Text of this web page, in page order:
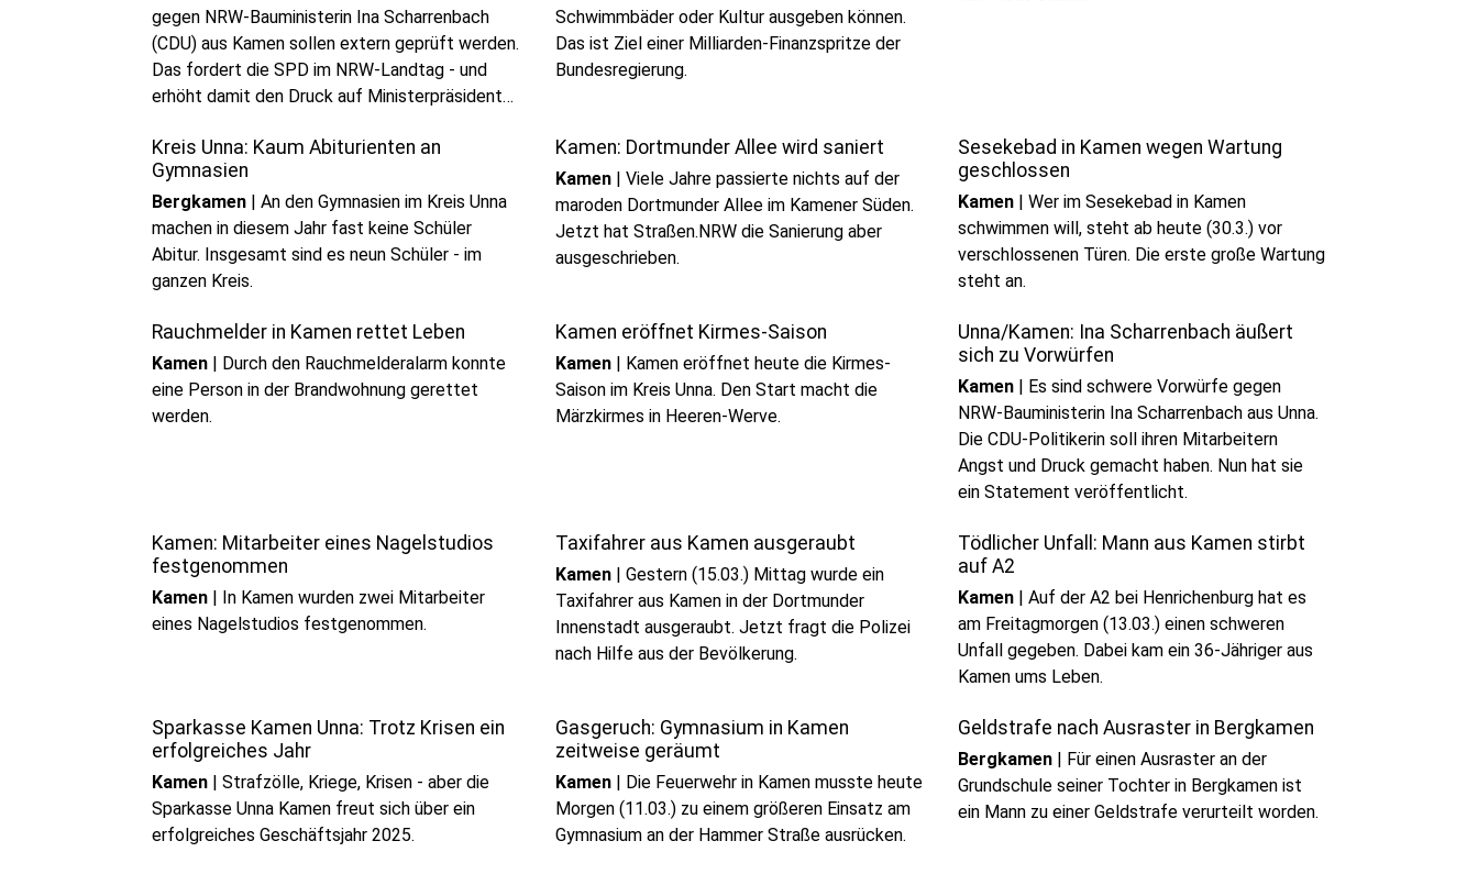
gegen NRW-Bauministerin Ina Scharrenbach
(CDU) aus Kamen sollen extern geprüft werden.
Das fordert die SPD im NRW-Landtag - und
erhöht damit den Druck auf Ministerpräsident
Schwimmbäder oder Kultur ausgeben können.
Das ist Ziel einer Milliarden-Finanzspritze der
Bundesregierung.
Kreis Unna: Kaum Abiturienten an
Gymnasien
Bergkamen | An den Gymnasien im Kreis Unna
machen in diesem Jahr fast keine Schüler
Abitur. Insgesamt sind es neun Schüler - im
ganzen Kreis.
Kamen: Dortmunder Allee wird saniert
Kamen| Viele Jahre passierte nichts auf der
maroden Dortmunder Allee im Kamener Süden.
Jetzt hat Straßen.NRW die Sanierung aber
ausgeschrieben.
Sesekebad in Kamen wegen Wartung
geschlossen
Kamen |Wer im Sesekebad in Kamen
schwimmen will, steht ab heute (30.3.) vor
verschlossenen Türen. Die erste große Wartung
steht an.
Rauchmelder in Kamen rettet Leben
Kamen | Durch den Rauchmelderalarm konnte
eine Person in der Brandwohnung gerettet
werden.
Kamen eröffnet Kirmes-Saison
Kamen| Kamen eröffnet heute die Kirmes-
Saison im Kreis Unna. Den Start macht die
Märzkirmes in Heeren-Werve.
Unna/Kamen: Ina Scharrenbach äußert
sich zu Vorwürfen
Kamen | Es sind schwere Vorwürfe gegen
NRW-Bauministerin Ina Scharrenbach aus Unna.
Die CDU-Politikerin soll ihren Mitarbeitern
Angst und Druck gemacht haben. Nun hat sie
ein Statement veröffentlicht.
Kamen: Mitarbeiter eines Nagelstudios
festgenommen
Kamen | In Kamen wurden zwei Mitarbeiter
eines Nagelstudios festgenommen.
Taxifahrer aus Kamen ausgeraubt
Kamen| Gestern (15.03.) Mittag wurde ein
Taxifahrer aus Kamen in der Dortmunder
Innenstadt ausgeraubt. Jetzt fragt die Polizei
nach Hilfe aus der Bevölkerung.
Tödlicher Unfall: Mann aus Kamen stirbt
auf A2
Kamen |Auf der A2 bei Henrichenburg hat es
am Freitagmorgen (13.03.) einen schweren
Unfall gegeben. Dabei kam ein 36-Jähriger aus
Kamen ums Leben.
Sparkasse Kamen Unna: Trotz Krisen ein
erfolgreiches Jahr
Kamen | Strafzölle, Kriege, Krisen - aber die
Sparkasse Unna Kamen freut sich über ein
erfolgreiches Geschäftsjahr 2025.
Gasgeruch: Gymnasium in Kamen
zeitweise geräumt
Kamen| Die Feuerwehr in Kamen musste heute
Morgen (11.03.) zu einem größeren Einsatz am
Gymnasium an der Hammer Straße ausrücken.
Geldstrafe nach Ausraster in Bergkamen
Bergkamen | Für einen Ausraster an der
Grundschule seiner Tochter in Bergkamen ist
ein Mann zu einer Geldstrafe verurteilt worden.